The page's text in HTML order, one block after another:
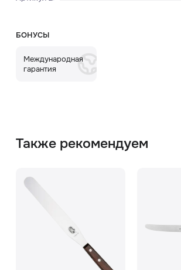
БОНУСЫ
Международная
гарантия
Также рекомендуем